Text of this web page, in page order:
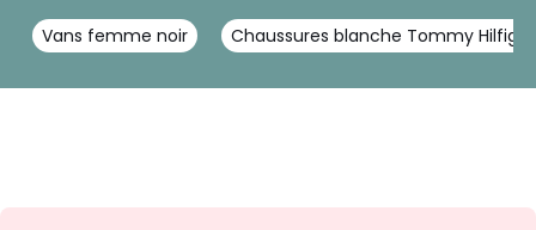
Vans femme noir Chaussures blanche Tommy